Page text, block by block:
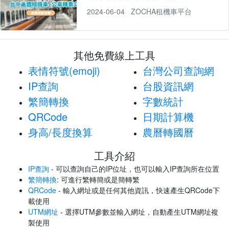
2024-06-04
ZOCHA租機車平台
其他免費線上工具
表情符號(emoji)
IP查詢
繁簡轉換
QRCode
身高/長度換算
台灣公司查詢網
台股資訊網
字數統計
日期計算機
農曆轉國曆
工具介紹
IP查詢 - 可以查詢自己的IP位址，也可以輸入IP查詢所在位置
繁簡轉換: 可進行繁轉簡或是簡轉繁
QRCode - 輸入網址或是任何其他資訊，快速產生QRCode下
載使用
UTM網址 - 選擇UTM參數並輸入網址，自動產生UTM網址複
製使用